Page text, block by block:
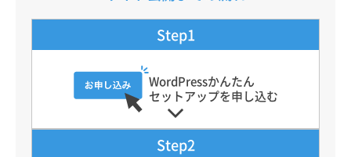
Step1
WordPressかんたん
セットアップを申し込む
Step2